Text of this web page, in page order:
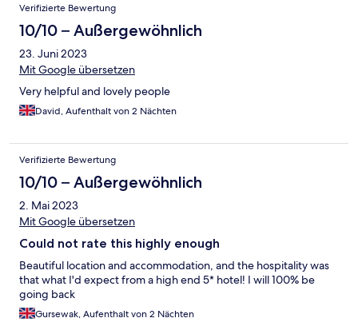
Verifizierte Bewertung
10/10 – Außergewöhnlich
23. Juni 2023
Mit Google übersetzen
Very helpful and lovely people
David, Aufenthalt von 2 Nächten
Verifizierte Bewertung
10/10 – Außergewöhnlich
2. Mai 2023
Mit Google übersetzen
Could not rate this highly enough
Beautiful location and accommodation, and the hospitality was
that what I'd expect from a high end 5* hotel! I will 100% be
going back
Gursewak, Aufenthalt von 2 Nächten